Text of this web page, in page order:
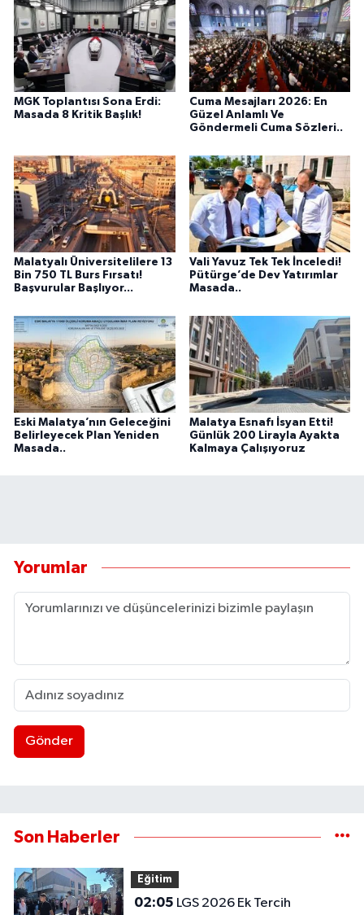
MGK Toplantısı Sona Erdi:
Masada 8 Kritik Başlık!
Cuma Mesajları 2026: En
Güzel Anlamlı Ve
Göndermeli Cuma Sözleri..
Malatyalı Üniversitelilere 13
Bin 750 TL Burs Fırsatı!
Başvurular Başlıyor...
Vali Yavuz Tek Tek İnceledi!
Pütürge’de Dev Yatırımlar
Masada..
Eski Malatya’nın Geleceğini
Belirleyecek Plan Yeniden
Masada..
Malatya Esnafı İsyan Etti!
Günlük 200 Lirayla Ayakta
Kalmaya Çalışıyoruz
Yorumlar
Gönder
Son Haberler
Eğitim
02:05